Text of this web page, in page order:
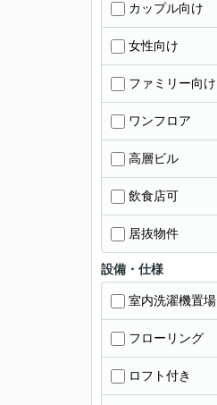
カップル向け
女性向け
ファミリー向け
ワンフロア
高層ビル
飲食店可
居抜物件
設備・仕様
室内洗濯機置場
フローリング
ロフト付き